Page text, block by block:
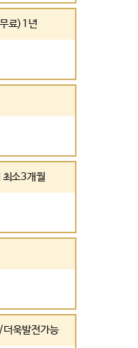
료)1년
최소3개월
더욱발전가능